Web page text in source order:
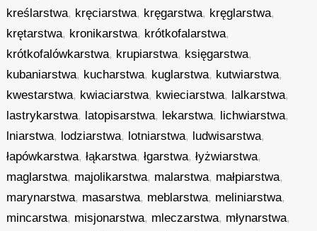
kreślarstwa, kręciarstwa, kręgarstwa, kręglarstwa,
krętarstwa, kronikarstwa, krótkofalarstwa,
krótkofalówkarstwa, krupiarstwa, księgarstwa,
kubaniarstwa, kucharstwa, kuglarstwa, kutwiarstwa,
kwestarstwa, kwiaciarstwa, kwieciarstwa, lalkarstwa,
lastrykarstwa, latopisarstwa, lekarstwa, lichwiarstwa,
lniarstwa, lodziarstwa, lotniarstwa, ludwisarstwa,
łapówkarstwa,łąkarstwa,łgarstwa,łyżwiarstwa,
maglarstwa, majolikarstwa, malarstwa, małpiarstwa,
marynarstwa, masarstwa, meblarstwa, meliniarstwa,
mincarstwa, misjonarstwa, mleczarstwa, młynarstwa,